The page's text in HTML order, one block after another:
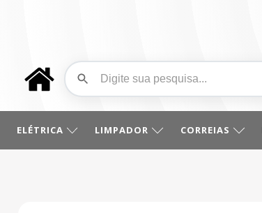
ELÉTRICA LIMPADOR CORREIAS